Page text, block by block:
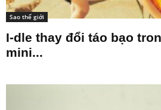
Sao thế giới
I-dle thay đổi táo bạo
mini...